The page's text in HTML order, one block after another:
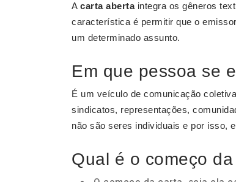
A carta abertaintegra os gêneros
característica é permitir que o
um determinado assunto.
Em que pessoa se
É um veículo de comunicação
sindicatos, representações,
não são seres individuais e por isso,
Qual é o começo